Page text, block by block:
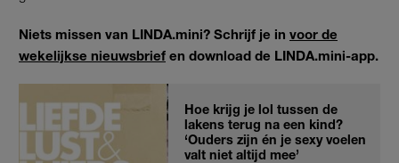
Niets missen van LINDA.mini? Schrijf je in voor de
wekelijkse nieuwsbrief en download de LINDA.mini-app.
Hoe krijg je lol tussen de
lakens terug na een kind?
‘Ouders zijn én je sexy voelen
valt niet altijd mee’